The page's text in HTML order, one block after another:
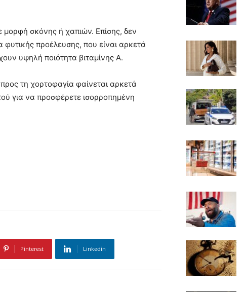
μορφή σκόνης ή χαπιών. Επίσης, δεν
προέλευσης, που είναι αρκετά
υψηλή ποιότητα βιταμίνης Α.
τη χορτοφαγία φαίνεται αρκετά
για να προσφέρετε ισορροπημένη
Pinterest Linkedin